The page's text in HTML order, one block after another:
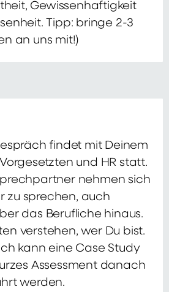
Gewissenhaftigkeit
Tipp: bringe 2-3
an uns mit!)
findet mit Deinem
und HR statt.
nehmen sich
zu sprechen, auch
das Berufliche hinaus.
verstehen, wer Du bist.
kann eine Case Study
Assessment danach
werden.